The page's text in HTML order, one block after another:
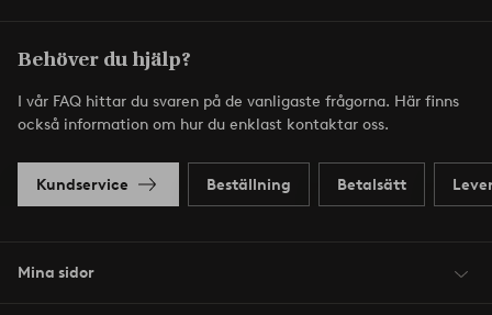
Behöver du hjälp?
I vår FAQ hittar du svaren på de vanligaste frågorna. Här finns
också information om hur du enklast kontaktar oss.
Kundservice Beställning Betalsätt
Mina sidor